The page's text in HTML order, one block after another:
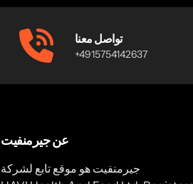
تواصل معنا
+4915754142637
عن جيرمنفيت
جيرمنفيت هو موقع تابع لشركة